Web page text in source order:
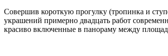
Совершив короткую прогулку (тропинка и
украшений примерно двадцать работ
красиво включенные в панораму между